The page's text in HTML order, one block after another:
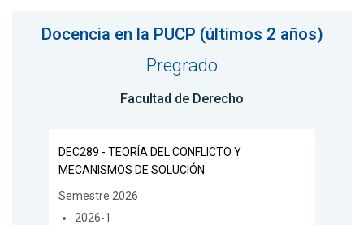
Docencia en la PUCP (últimos 2 años)
Pregrado
Facultad de Derecho
DEC289 - TEORÍA DEL CONFLICTO Y
MECANISMOS DE SOLUCIÓN
Semestre 2026
2026-1